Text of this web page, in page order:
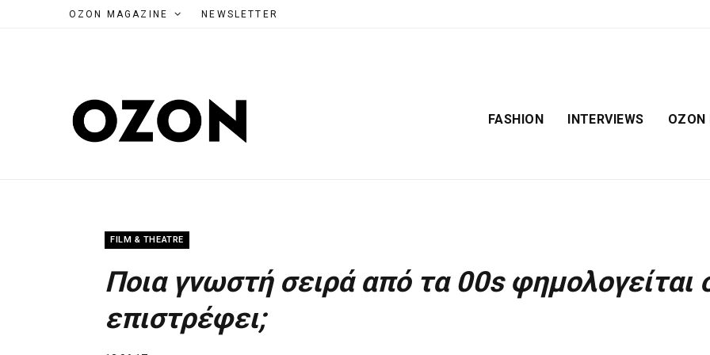
OZON MAGAZINE NEWSLETTER
FASHION INTERVIEWS OZON
FILM & THEATRE
Ποια γνωστή σειρά από τα 00s φημολογείται
επιστρέφει;